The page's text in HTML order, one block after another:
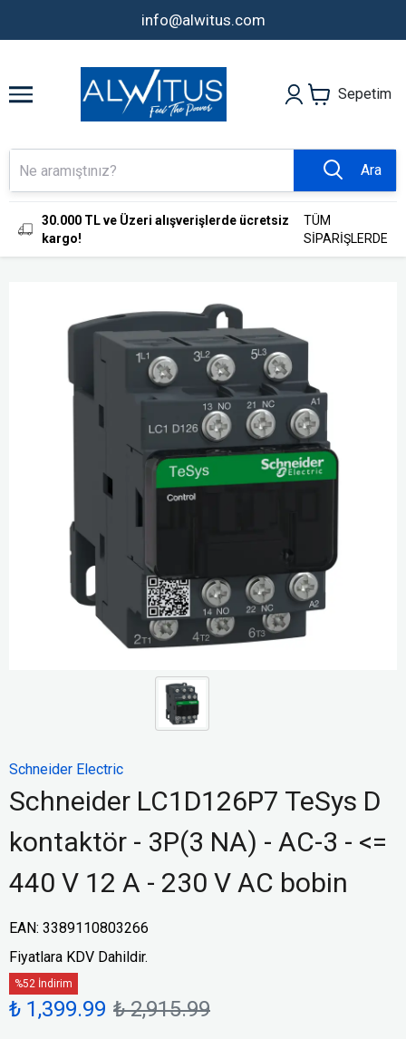
info@alwitus.com
Sepetim
Ara
30.000 TL ve Üzeri alışverişlerde ücretsiz
kargo!
TÜM
SİPARİŞLERDE
Schneider Electric
Schneider LC1D126P7 TeSys D
kontaktör - 3P(3 NA) - AC-3 - <=
440 V 12 A - 230 V AC bobin
EAN: 3389110803266
Fiyatlara KDV Dahildir.
%52 İndirim
₺ 1,399.99 ₺ 2,915.99